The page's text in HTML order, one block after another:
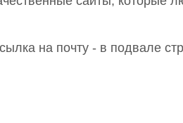
на почту - в подвале